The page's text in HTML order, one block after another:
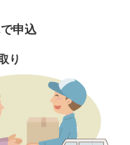
養祭令和2年10月22日(木)
祭 令和2年8月26日(水)
祭 令和2年6月8日(月)
で申込
り